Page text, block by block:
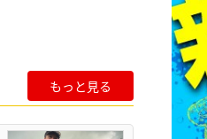
もっと見る